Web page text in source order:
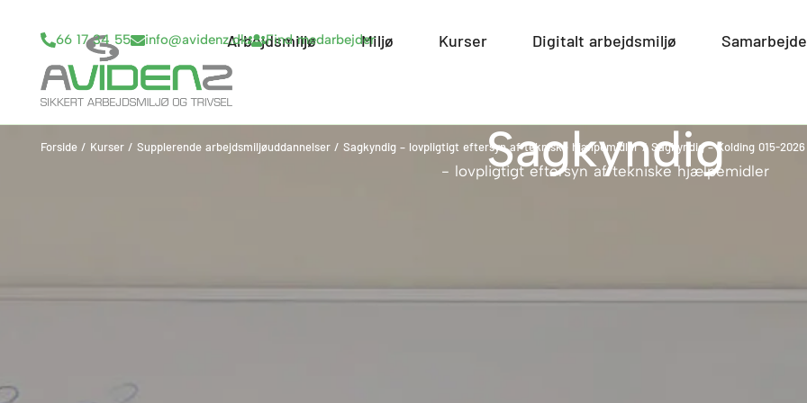
indholdet
66 17 34 55 info@avidenz.dk Find medarbejder
Arbejdsmiljø Open Arbejdsmiljø
Miljø Open Miljø
Kurser Open Kurser
Digitalt arbejdsmiljø Open Digitalt
Forside / Kurser / Supplerende arbejdsmiljøuddannelser / Sagkyndig – lovpligtigt eftersyn af tekniske hjælpemidler/Sagkyndig – Kolding 015-
Sagkyndig
- lovpligtigt eftersyn af tekniske hjælpemidler